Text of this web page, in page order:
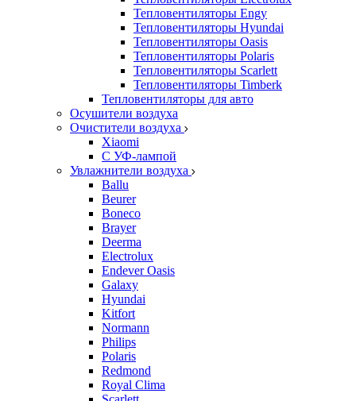
Тепловентиляторы Engy
Тепловентиляторы Hyundai
Тепловентиляторы Oasis
Тепловентиляторы Polaris
Тепловентиляторы Scarlett
Тепловентиляторы Timberk
Тепловентиляторы для авто
Осушители воздуха
Очистители воздуха
Xiaomi
С УФ-лампой
Увлажнители воздуха
Ballu
Beurer
Boneco
Brayer
Deerma
Electrolux
Endever Oasis
Galaxy
Hyundai
Kitfort
Normann
Philips
Polaris
Redmond
Royal Clima